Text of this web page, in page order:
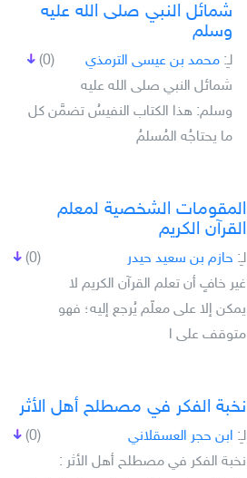
شمائل النبي صلى الله عليه
وسلم
(0) لـِ: محمد بن عيسى الترمذي
شمائل النبي صلى الله عليه
وسلم: هذا الكتاب النفيسُ تضمَّن كل
ما يحتاجُه المُسلمُ
المقومات الشخصية لمعلم
القرآن الكريم
(0) لـِ: حازم بن سعيد حيدر
غير خافٍ أن تعلم القرآن الكريم لا
يمكن إلا على معلّم يُرجع إليه؛ فهو
متوقف على ا
نخبة الفكر في مصطلح أهل الأثر
(0) لـِ: ابن حجر العسقلاني
نخبة الفكر في مصطلح أهل الأثر :